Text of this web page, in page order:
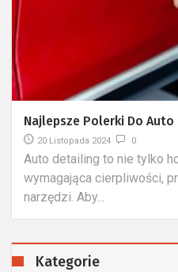
Najlepsze Polerki Do
20 Listopada 2024 0
Auto detailing to nie tylko
wymagająca cierpliwości,
narzędzi. Aby...
Kategorie